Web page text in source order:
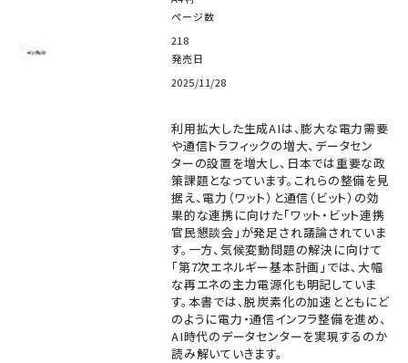
ページ数
218
発売日
2025/11/28
利用拡大した生成AIは、膨大な電力需要
や通信トラフィックの増大、データセン
ターの設置を増大し、日本では重要な政
策課題となっています。これらの整備を見
据え、電力（ワット）と通信（ビット）の効
果的な連携に向けた「ワット・ビット連携
官民懇談会」が発足され議論されていま
す。一方、気候変動問題の解決に向けて
「第7次エネルギー基本計画」では、大幅
な再エネの主力電源化も明記していま
す。本書では、脱炭素化の加速とともにど
のように電力・通信インフラ整備を進め、
AI時代のデータセンターを実現するのか
読み解いていきます。